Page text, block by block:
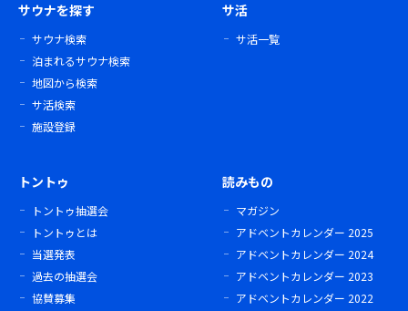
サウナを探す
サウナ検索
泊まれるサウナ検索
地図から検索
サ活検索
施設登録
サ活
サ活一覧
トントゥ
トントゥ抽選会
トントゥとは
当選発表
過去の抽選会
協賛募集
読みもの
マガジン
アドベントカレンダー 2025
アドベントカレンダー 2024
アドベントカレンダー 2023
アドベントカレンダー 2022